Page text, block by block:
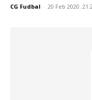
CG Fudbal - 20 Feb 2020.